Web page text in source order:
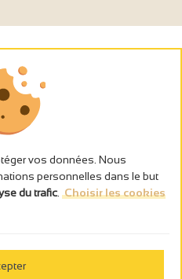
la santé, à consommer avec
vos données. Nous
personnelles dans le but
du trafic Choisir les cookies